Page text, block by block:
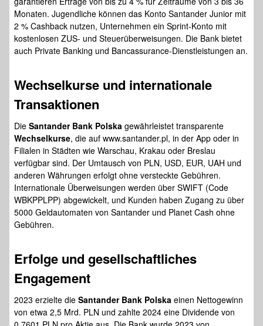
Monaten. Jugendliche können das Konto Santander Junior mit
2 % Cashback nutzen, Unternehmen ein Sprint-Konto mit
kostenlosen ZUS- und Steuerüberweisungen. Die Bank bietet
auch Private Banking und Bancassurance-Dienstleistungen an.
Wechselkurse und internationale
Transaktionen
Die Santander Bank Polska gewährleistet transparente
Wechselkurse, die auf www.santander.pl, in der App oder in
Filialen in Städten wie Warschau, Krakau oder Breslau
verfügbar sind. Der Umtausch von PLN, USD, EUR, UAH und
anderen Währungen erfolgt ohne versteckte Gebühren.
Internationale Überweisungen werden über SWIFT (Code
WBKPPLPP) abgewickelt, und Kunden haben Zugang zu über
5000 Geldautomaten von Santander und Planet Cash ohne
Gebühren.
Erfolge und gesellschaftliches
Engagement
2023 erzielte die Santander Bank Polska einen Nettogewinn
von etwa 2,5 Mrd. PLN und zahlte 2024 eine Dividende von